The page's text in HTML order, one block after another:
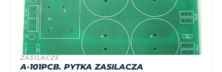
ZASILACZE
A-101PCB. PYTKA ZASILACZA